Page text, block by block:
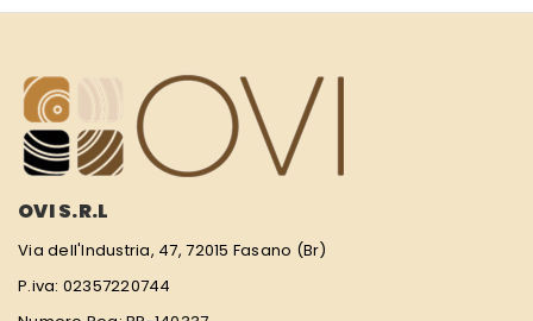
OVI S.R.L
Via dell'Industria, 47, 72015 Fasano (Br)
P.iva: 02357220744